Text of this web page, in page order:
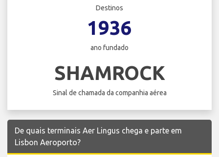
Destinos
1936
ano fundado
SHAMROCK
Sinal de chamada da companhia aérea
De quais terminais Aer Lingus chega e parte em
Lisbon Aeroporto?